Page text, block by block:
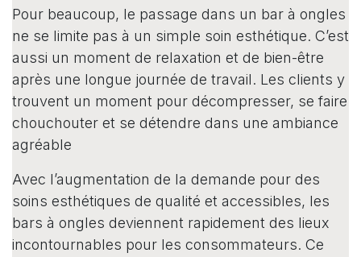
Pour beaucoup, le passage dans un bar à ongles
ne se limite pas à un simple soin esthétique. C’est
aussi un moment de relaxation et de bien-être
après une longue journée de travail. Les clients y
trouvent un moment pour décompresser, se faire
chouchouter et se détendre dans une ambiance
agréable
Avec l’augmentation de la demande pour des
soins esthétiques de qualité et accessibles, les
bars à ongles deviennent rapidement des lieux
incontournables pour les consommateurs. Ce